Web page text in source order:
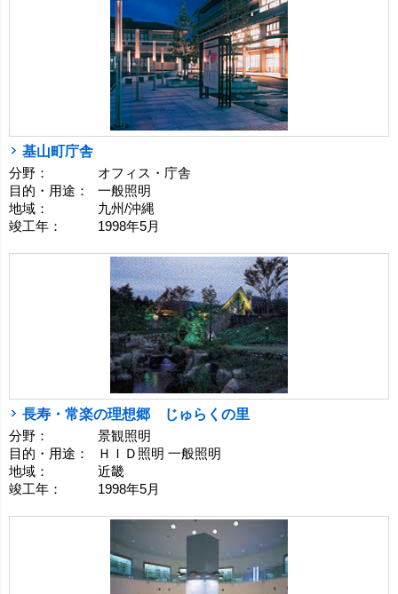
基山町庁舎
分野：
オフィス・庁舎
目的・用途：
一般照明
地域：
九州/沖縄
竣工年：
1998年5月
長寿・常楽の理想郷 じゅらくの里
分野：
景観照明
目的・用途：
ＨＩＤ照明 一般照明
地域：
近畿
竣工年：
1998年5月